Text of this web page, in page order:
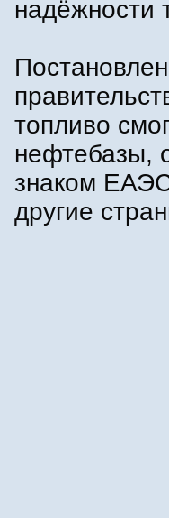
надёжности
топливо
нефтебазы,
знаком
другие